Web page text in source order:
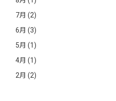
7月 (2)
6月 (3)
5月 (1)
4月 (1)
2月 (2)